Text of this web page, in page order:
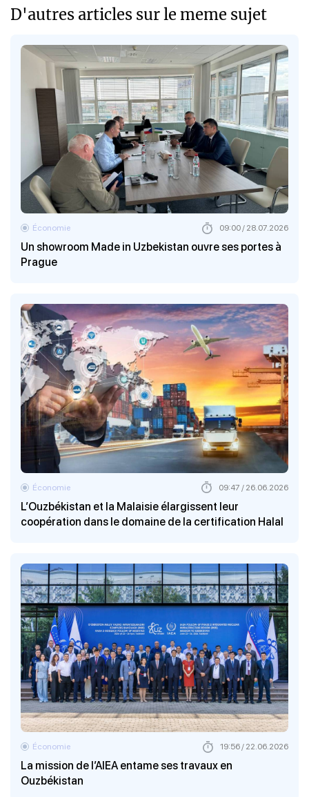
D'autres articles sur le meme sujet
Un showroom Made in Uzbekistan ouvre ses portes à
Prague
Économie 09:00 / 28.07.2026
L’Ouzbékistan et la Malaisie élargissent leur
coopération dans le domaine de la certification Halal
Économie 09:47 / 26.06.2026
La mission de l’AIEA entame ses travaux en
Ouzbékistan
Économie 19:56 / 22.06.2026